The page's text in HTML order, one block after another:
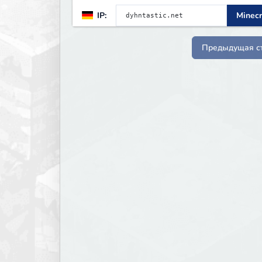
IP:
Предыдущая